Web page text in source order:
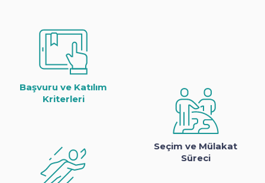
Başvuru ve Katılım
Kriterleri
Seçim ve Mülakat
Süreci